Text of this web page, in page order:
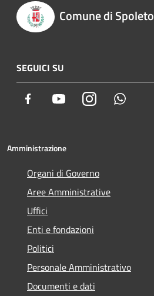
Comune di Spoleto
SEGUICI SU
Facebook YoutubeInstagram
Amministrazione
Organi di Governo
Aree Amministrative
Uffici
Enti e fondazioni
Politici
Personale Amministrativo
Documenti e dati